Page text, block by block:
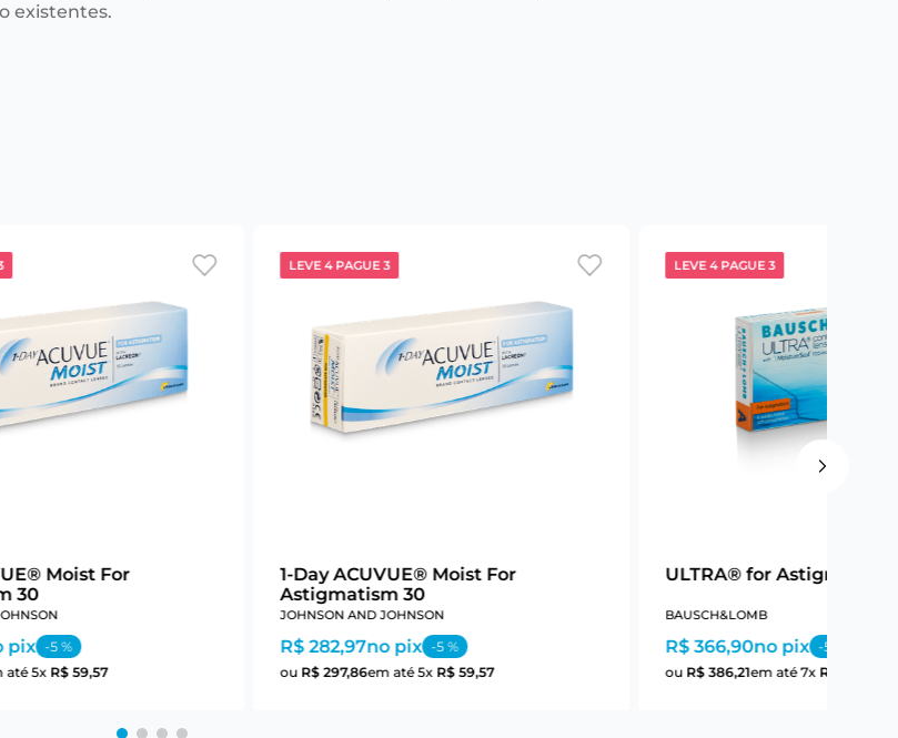
existentes.
Moist For
30
pix -5 %
até5x R$ 59,57
LEVE 4 PAGUE 3
1-Day ACUVUE® Moist For
Astigmatism 30
JOHNSON AND JOHNSON
R$ 282,97no pix -5%
ou R$ 297,86em até5x R$ 59,57
LEVE 4 PAGUE 3
ULTRA® for Astigmatism
BAUSCH&LOMB
R$ 366,90no pix -5
ou R$ 386,21em até7x R$